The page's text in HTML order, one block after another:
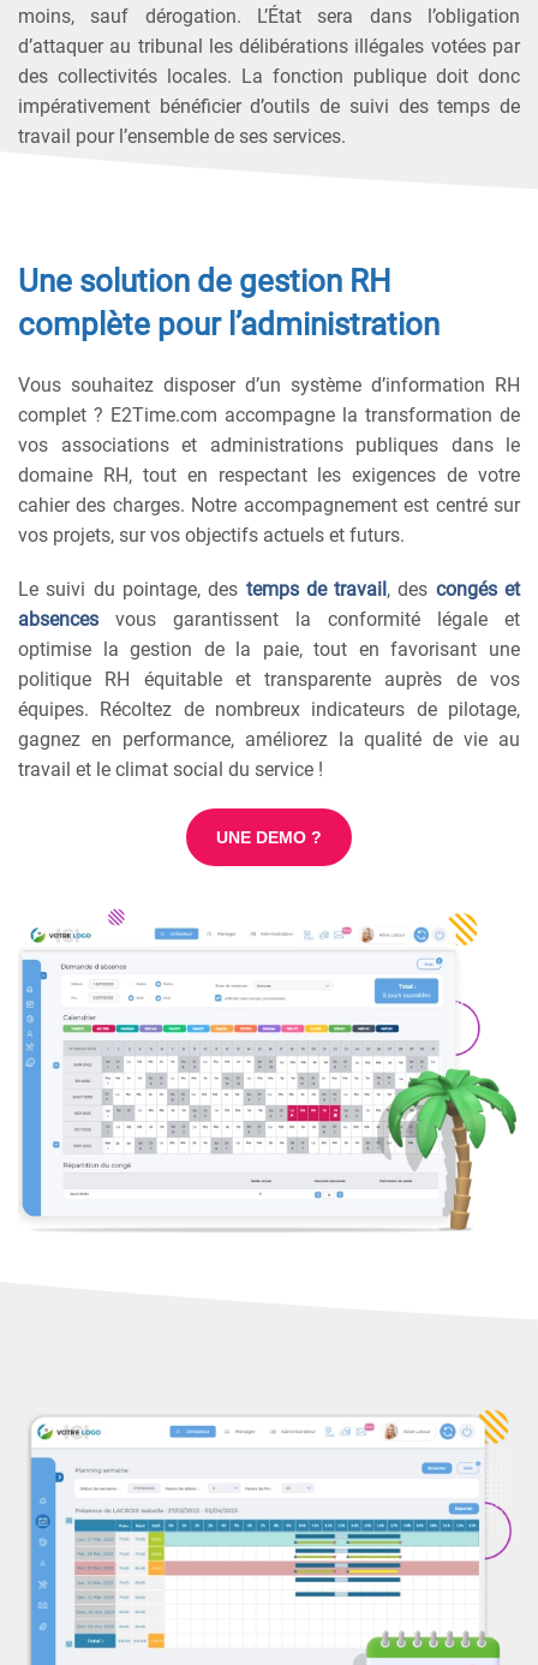
moins, sauf dérogation. L’État sera dans l’obligation
d’attaquer au tribunal les délibérations illégales votées par
des collectivités locales. La fonction publique doit donc
impérativement bénéficier d’outils de suivi des temps de
travail pour l’ensemble de ses services.
Une solution de gestion RH
complète pour l’administration
Vous souhaitez disposer d’un système d’information RH
complet ? E2Time.com accompagne la transformation de
vos associations et administrations publiques dans le
domaine RH, tout en respectant les exigences de votre
cahier des charges. Notre accompagnement est centré sur
vos projets, sur vos objectifs actuels et futurs.
Le suivi du pointage, des temps de travail , des congés et
absences vous garantissent la conformité légale et
optimise la gestion de la paie, tout en favorisant une
politique RH équitable et transparente auprès de vos
équipes. Récoltez de nombreux indicateurs de pilotage,
gagnez en performance, améliorez la qualité de vie au
travail et le climat social du service !
UNE DEMO ?